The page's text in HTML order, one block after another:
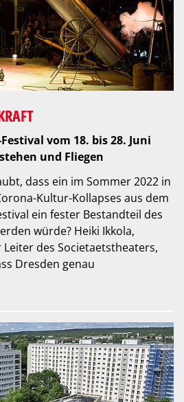
vom 18. bis 28. Juni
und Fliegen
dass ein im Sommer 2022 in
Kultur-Kollapses aus dem
ein fester Bestandteil des
würde? Heiki Ikkola,
des Societaetstheaters,
Dresden genau